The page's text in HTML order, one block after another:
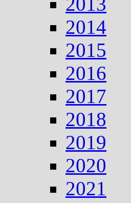
2014
2015
2016
2017
2018
2019
2020
2021